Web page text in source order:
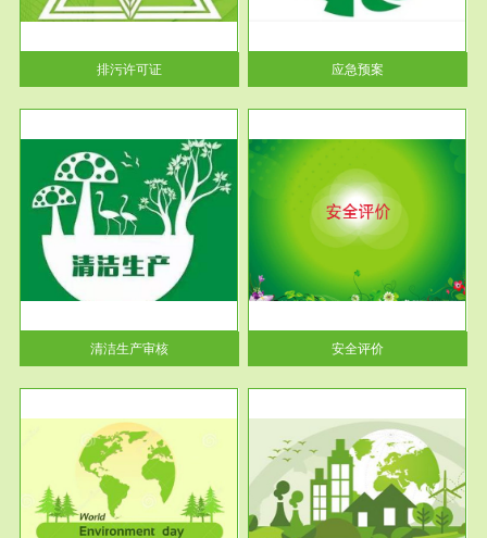
排污许可证
法》第十九条 企业事业单位应
当按照...
应急预案
清洁生产审核
服务范围
安全评价
安全评价安全评价目的是查找、
分析和预测工程、系统、生产经
营活...
安全评价
服务范围
VOCs在线监测